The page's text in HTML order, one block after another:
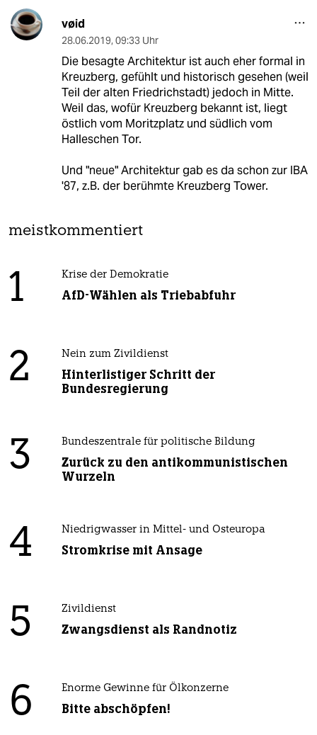
vøid
28.06.2019, 09:33 Uhr
Die besagte Architektur ist auch eher formal in
Kreuzberg, gefühlt und historisch gesehen (weil
Teil der alten Friedrichstadt) jedoch in Mitte.
Weil das, wofür Kreuzberg bekannt ist, liegt
östlich vom Moritzplatz und südlich vom
Halleschen Tor.
Und "neue" Architektur gab es da schon zur IBA
'87, z.B. der berühmte Kreuzberg Tower.
meistkommentiert
1 Krise der Demokratie
AfD-Wählen als Triebabfuhr
2 Nein zum Zivildienst
Hinterlistiger Schritt der
Bundesregierung
3 Bundeszentrale für politische Bildung
Zurück zu den antikommunistischen
Wurzeln
4 Niedrigwasser in Mittel- und Osteuropa
Stromkrise mit Ansage
5 Zivildienst
Zwangsdienst als Randnotiz
6 Enorme Gewinne für Ölkonzerne
Bitte abschöpfen!